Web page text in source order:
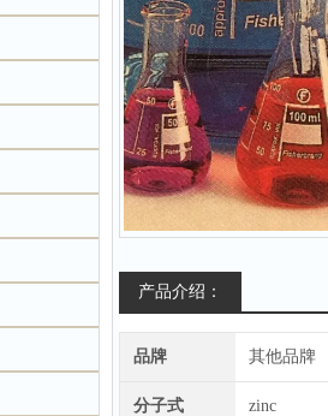
产品介绍：
品牌 其他品牌
分子式 zinc